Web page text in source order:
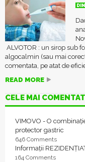
ALVOTOR : un sirop sub
algocalmin (sau mai
comentata, pe atat de
READ MORE
CELE MAI
VIMOVO - O
protector gastric
646 Comments
Informații
164 Comments